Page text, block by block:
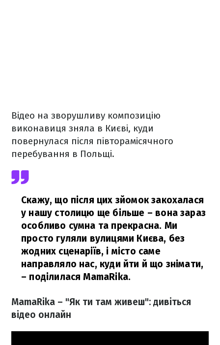
Відео на зворушливу композицію
виконавиця зняла в Києві, куди
повернулася після півторамісячного
перебування в Польщі.
Скажу, що після цих зйомок закохалася
у нашу столицю ще більше – вона зараз
особливо сумна та прекрасна. Ми
просто гуляли вулицями Києва, без
жодних сценаріїв, і місто саме
направляло нас, куди йти й що знімати,
– поділилася MamaRika.
MamaRika – "Як ти там живеш": дивіться
відео онлайн